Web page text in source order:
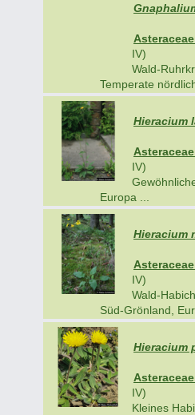
IV)
Wald-
Temperate
Hieracium
IV)
Europa ...
Hieracium
IV)
Wald-
Süd-Grönland,
Hieracium
IV)
Kleines